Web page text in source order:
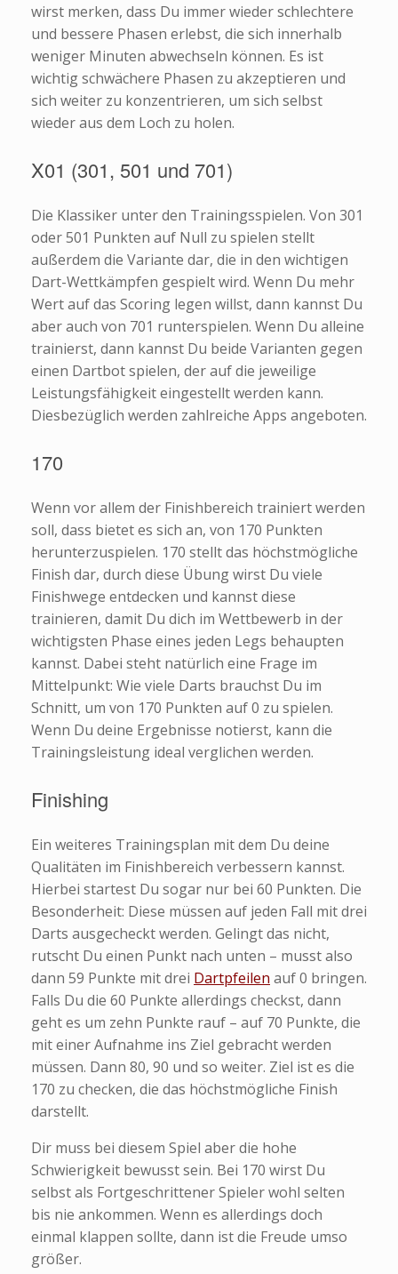
wirst merken, dass Du immer wieder schlechtere
und bessere Phasen erlebst, die sich innerhalb
weniger Minuten abwechseln können. Es ist
wichtig schwächere Phasen zu akzeptieren und
sich weiter zu konzentrieren, um sich selbst
wieder aus dem Loch zu holen.
X01 (301, 501 und 701)
Die Klassiker unter den Trainingsspielen. Von 301
oder 501 Punkten auf Null zu spielen stellt
außerdem die Variante dar, die in den wichtigen
Dart-Wettkämpfen gespielt wird. Wenn Du mehr
Wert auf das Scoring legen willst, dann kannst Du
aber auch von 701 runterspielen. Wenn Du alleine
trainierst, dann kannst Du beide Varianten gegen
einen Dartbot spielen, der auf die jeweilige
Leistungsfähigkeit eingestellt werden kann.
Diesbezüglich werden zahlreiche Apps angeboten.
170
Wenn vor allem der Finishbereich trainiert werden
soll, dass bietet es sich an, von 170 Punkten
herunterzuspielen. 170 stellt das höchstmögliche
Finish dar, durch diese Übung wirst Du viele
Finishwege entdecken und kannst diese
trainieren, damit Du dich im Wettbewerb in der
wichtigsten Phase eines jeden Legs behaupten
kannst. Dabei steht natürlich eine Frage im
Mittelpunkt: Wie viele Darts brauchst Du im
Schnitt, um von 170 Punkten auf 0 zu spielen.
Wenn Du deine Ergebnisse notierst, kann die
Trainingsleistung ideal verglichen werden.
Finishing
Ein weiteres Trainingsplan mit dem Du deine
Qualitäten im Finishbereich verbessern kannst.
Hierbei startest Du sogar nur bei 60 Punkten. Die
Besonderheit: Diese müssen auf jeden Fall mit drei
Darts ausgecheckt werden. Gelingt das nicht,
rutscht Du einen Punkt nach unten – musst also
dann 59 Punkte mit drei Dartpfeilen auf 0 bringen.
Falls Du die 60 Punkte allerdings checkst, dann
geht es um zehn Punkte rauf – auf 70 Punkte, die
mit einer Aufnahme ins Ziel gebracht werden
müssen. Dann 80, 90 und so weiter. Ziel ist es die
170 zu checken, die das höchstmögliche Finish
darstellt.
Dir muss bei diesem Spiel aber die hohe
Schwierigkeit bewusst sein. Bei 170 wirst Du
selbst als Fortgeschrittener Spieler wohl selten
bis nie ankommen. Wenn es allerdings doch
einmal klappen sollte, dann ist die Freude umso
größer.